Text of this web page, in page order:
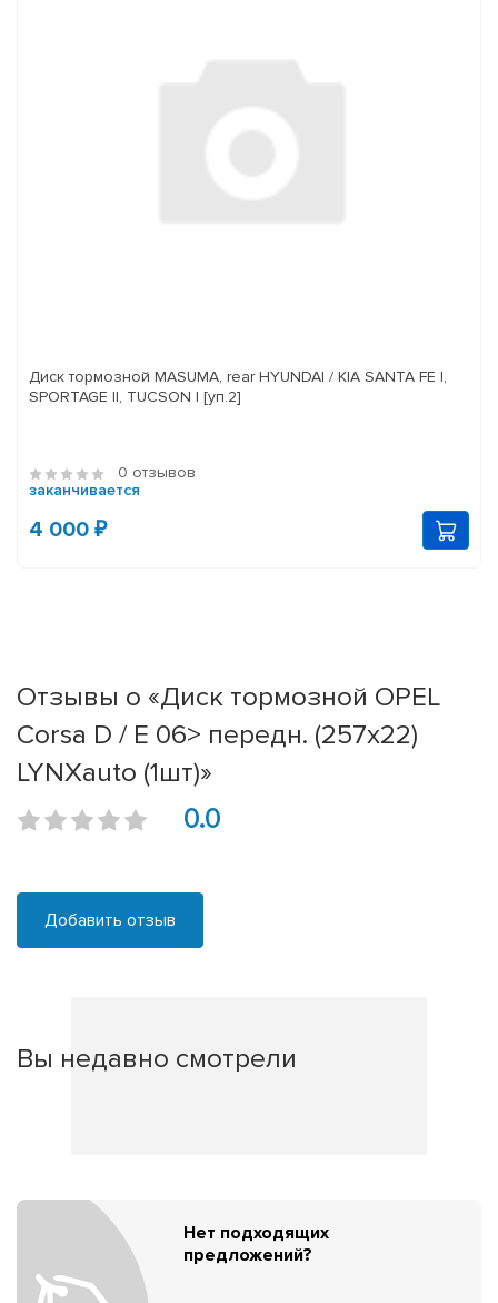
Диск тормозной MASUMA, rear HYUNDAI / KIA SANTA FE I,
SPORTAGE II, TUCSON I [уп.2]
0 отзывов
заканчивается
4 000 ₽
Отзывы о «Диск тормозной OPEL
Corsa D / E 06> передн. (257x22)
LYNXauto (1шт)»
0.0
Добавить отзыв
Вы недавно смотрели
Нет подходящих
предложений?